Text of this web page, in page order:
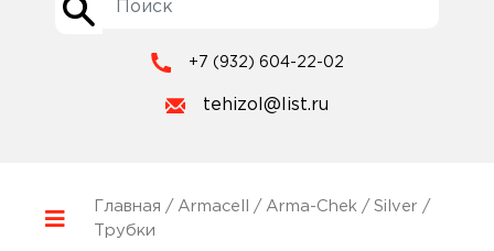
+7 (932) 604-22-02
tehizol@list.ru
Главная / Armacell / Arma-Chek / Silver /
Трубки